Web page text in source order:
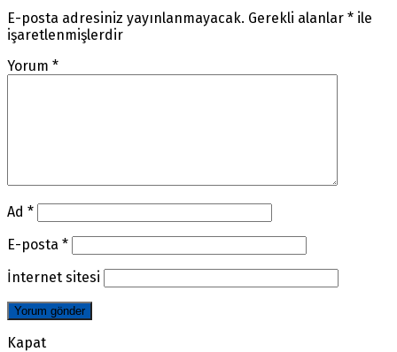
E-posta adresiniz yayınlanmayacak. Gerekli alanlar * ile
işaretlenmişlerdir
Yorum *
Ad *
E-posta *
İnternet sitesi
Kapat